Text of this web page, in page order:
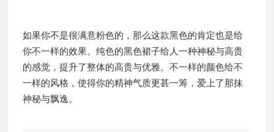
如果你不是很满意粉色的，那么这款黑色的肯定也是给
你不一样的效果。纯色的黑色裙子给人一种神秘与高贵
的感觉，提升了整体的高贵与优雅。不一样的颜色给不
一样的风格，使得你的精神气质更甚一筹，爱上了那抹
神秘与飘逸。